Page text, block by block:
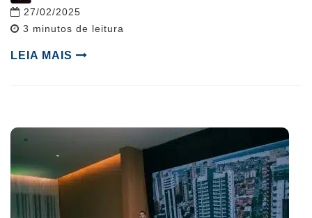
author
27/02/2025
Reading
3 minutos de leitura
LEIA MAIS